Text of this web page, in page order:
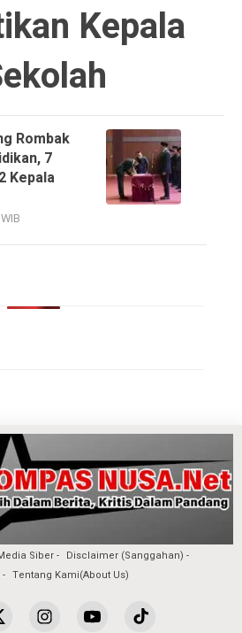
Kepala
Rombak
7
Kepala
Siber
Disclaimer (Sanggahan)
Tentang Kami(About Us)